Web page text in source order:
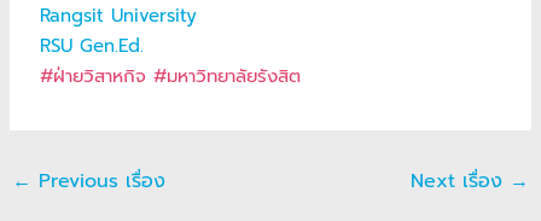
Rangsit University
RSU Gen.Ed.
#ฝ่ายวิสาหกิจ #มหาวิทยาลัยรังสิต
← Previous เรื่อง Next เรื่อง →